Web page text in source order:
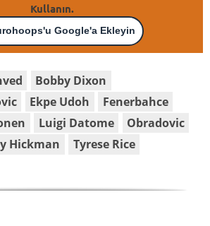
Kullanın.
Google'a Ekleyin
Bobby Dixon
Ekpe Udoh
Fenerbahce
Luigi Datome
Obradovic
Hickman Tyrese Rice